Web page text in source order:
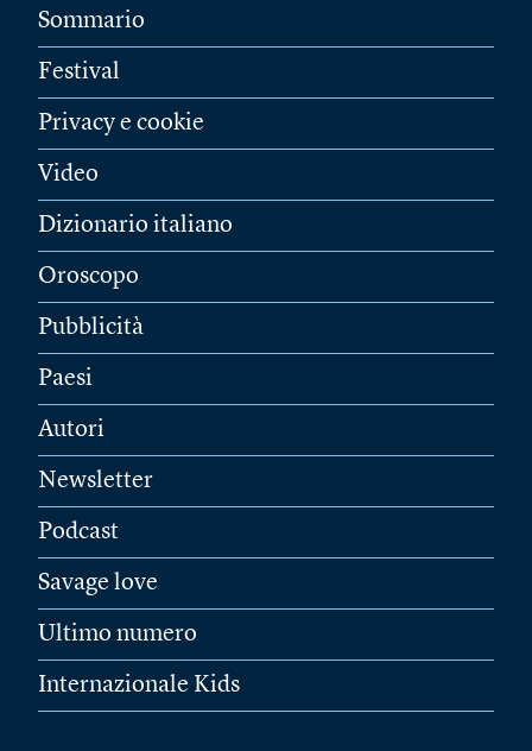
Sommario
Festival
Privacy e cookie
Video
Dizionario italiano
Oroscopo
Pubblicità
Paesi
Autori
Newsletter
Podcast
Savage love
Ultimo numero
Internazionale Kids